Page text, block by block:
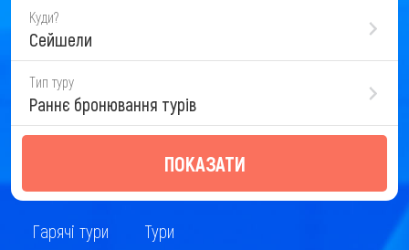
Куди?
Сейшели
Тип туру
Раннє бронювання турів
ПОКАЗАТИ
Гарячі тури Тури